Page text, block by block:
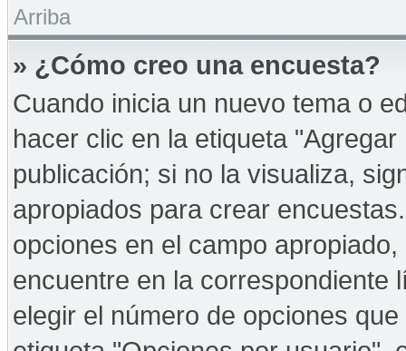
Arriba
» ¿Cómo creo una encuesta?
Cuando inicia un nuevo tema o
hacer clic en la etiqueta
publicación; si no la visualiza,
apropiados para crear
opciones en el campo
encuentre en la correspondiente
elegir el número de opciones